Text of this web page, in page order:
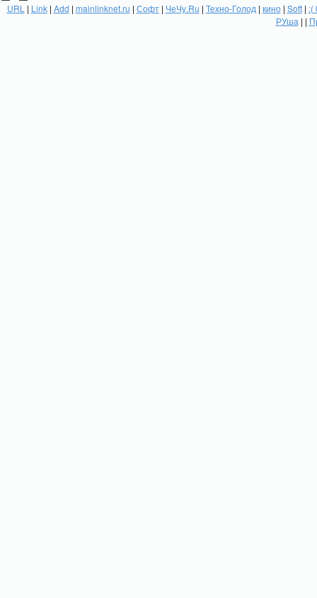
URL | Link| Add | mainlinknet.ru | Софт| ЧеЧу.Ru | Техно-Голод | кино| Soft| :(
РУша | |